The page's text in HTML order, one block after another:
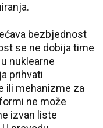
bezbjednost
se ne dobija time
nuklearne
prihvati
ili mehanizme za
ne može
izvan liste